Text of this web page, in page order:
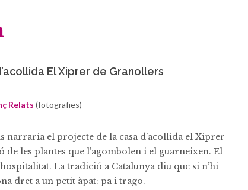
El Xiprer de Granollers
Relats (fotografies)
narraria el projecte de la casa d’acollida el Xiprer
les plantes que l’agombolen i el guarneixen. El
La tradició a Catalunya diu que si n’hi
dret a un petit àpat: pa i trago.